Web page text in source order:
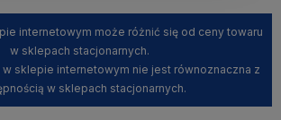
internetowym może różnić się od ceny towaru
w sklepach stacjonarnych.
sklepie internetowym nie jest równoznaczna z
w sklepach stacjonarnych.